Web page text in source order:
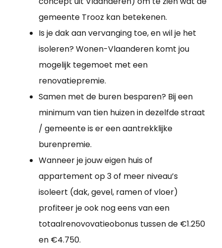
gemeente Trooz kan betekenen.
Is je dak aan vervanging toe, en wil je het
isoleren? Wonen-Vlaanderen komt jou
mogelijk tegemoet met een
renovatiepremie.
Samen met de buren besparen? Bij een
minimum van tien huizen in dezelfde straat
/ gemeente is er een aantrekklijke
burenpremie.
Wanneer je jouw eigen huis of
appartement op 3 of meer niveau’s
isoleert (dak, gevel, ramen of vloer)
profiteer je ook nog eens van een
totaalrenovovatieobonus tussen de €1.250
en €4.750.